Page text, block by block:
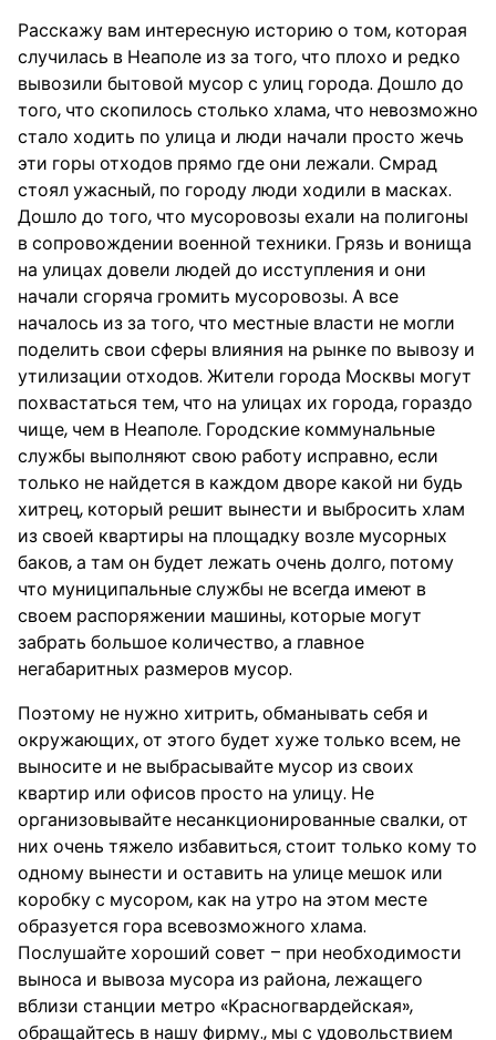
Расскажу вам интересную историю о том, которая
случилась в Неаполе из за того, что плохо и редко
вывозили бытовой мусор с улиц города. Дошло до
того, что скопилось столько хлама, что невозможно
стало ходить по улица и люди начали просто жечь
эти горы отходов прямо где они лежали. Смрад
стоял ужасный, по городу люди ходили в масках.
Дошло до того, что мусоровозы ехали на полигоны
в сопровождении военной техники. Грязь и вонища
на улицах довели людей до исступления и они
начали сгоряча громить мусоровозы. А все
началось из за того, что местные власти не могли
поделить свои сферы влияния на рынке по вывозу и
утилизации отходов. Жители города Москвы могут
похвастаться тем, что на улицах их города, гораздо
чище, чем в Неаполе. Городские коммунальные
службы выполняют свою работу исправно, если
только не найдется в каждом дворе какой ни будь
хитрец, который решит вынести и выбросить хлам
из своей квартиры на площадку возле мусорных
баков, а там он будет лежать очень долго, потому
что муниципальные службы не всегда имеют в
своем распоряжении машины, которые могут
забрать большое количество, а главное
негабаритных размеров мусор.
Поэтому не нужно хитрить, обманывать себя и
окружающих, от этого будет хуже только всем, не
выносите и не выбрасывайте мусор из своих
квартир или офисов просто на улицу. Не
организовывайте несанкционированные свалки, от
них очень тяжело избавиться, стоит только кому то
одному вынести и оставить на улице мешок или
коробку с мусором, как на утро на этом месте
образуется гора всевозможного хлама.
Послушайте хороший совет – при необходимости
выноса и вывоза мусора из района, лежащего
вблизи станции метро «Красногвардейская»,
обращайтесь в нашу фирму., мы с удовольствием